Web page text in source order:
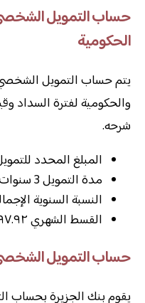
حساب التمويل
الحكومية
يتم حساب التمويل
والحكومية لفترة السداد
شرحه.
المبلغ المحدد للتمويل 150000 ريال
مدة التمويل 3 سنوات
النسبة السنوية الإجمالية
القسط الشهري ٤٫٣٩٧.٩٢ ريال سعودي.
حساب التمويل
يقوم بنك الجزيرة بحساب